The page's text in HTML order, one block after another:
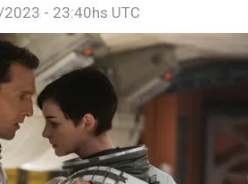
- 23:40hs UTC